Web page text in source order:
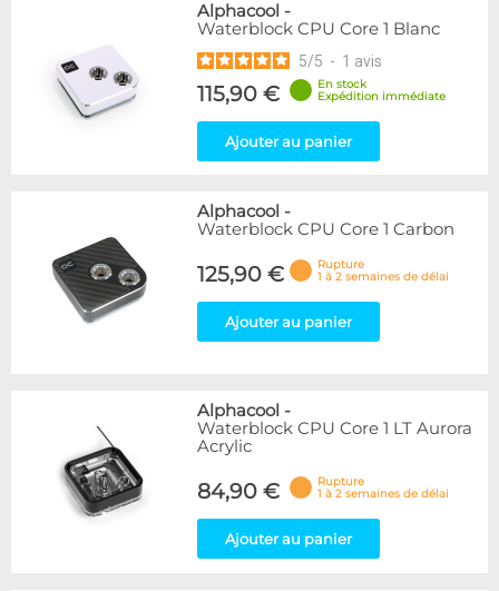
Alphacool -
Waterblock CPU Core 1 Blanc
5/5 - 1 avis
115,90 €
En stock
Expédition immédiate
Ajouter au panier
Alphacool -
Waterblock CPU Core 1 Carbon
125,90 €
Rupture
1 à 2 semaines de délai
Ajouter au panier
Alphacool -
Waterblock CPU Core 1 LT Aurora
Acrylic
84,90 €
Rupture
1 à 2 semaines de délai
Ajouter au panier